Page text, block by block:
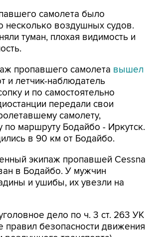
самолета было
несколько воздушных судов.
туман, плохая видимость и
пропавшего самолета вышел
и летчик-наблюдатель
и по самостоятельно
передали свои
самолету,
маршруту Бодайбо - Иркутск.
в 90 км от Бодайбо.
экипаж пропавшей Cessna
в Бодайбо. У мужчин
и ушибы, их увезли на
дело по ч. 3 ст. 263 УК
правил безопасности движения